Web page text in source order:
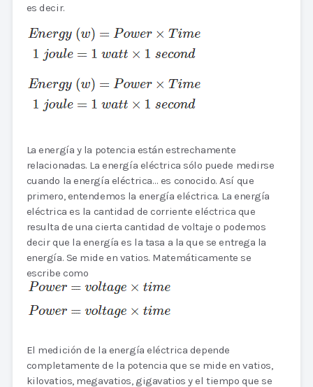
es decir.
La energía y la potencia están estrechamente
relacionadas. La energía eléctrica sólo puede medirse
cuando la energía eléctrica… es conocido. Así que
primero, entendemos la energía eléctrica. La energía
eléctrica es la cantidad de corriente eléctrica que
resulta de una cierta cantidad de voltaje o podemos
decir que la energía es la tasa a la que se entrega la
energía. Se mide en vatios. Matemáticamente se
escribe como
El medición de la energía eléctrica depende
completamente de la potencia que se mide en vatios,
kilovatios, megavatios, gigavatios y el tiempo que se